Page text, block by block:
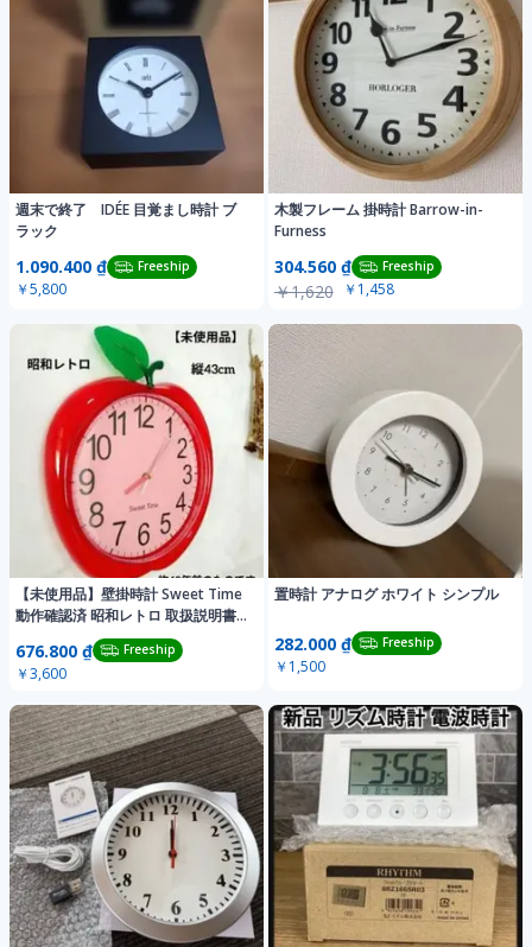
週末で終了 IDÉE 目覚まし時計 ブ
ラック
1.090.400 ₫ Freeship
￥5,800
木製フレーム 掛時計 Barrow-in-
Furness
304.560 ₫ Freeship
￥1,620 ￥1,458
【未使用品】壁掛時計 Sweet Time
動作確認済 昭和レトロ 取扱説明書
676.800 ₫ Freeship
￥3,600
置時計 アナログ ホワイト シンプル
282.000 ₫ Freeship
￥1,500